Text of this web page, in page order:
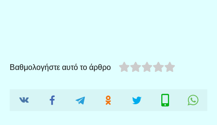
Βαθμολογήστε αυτό το άρθρο